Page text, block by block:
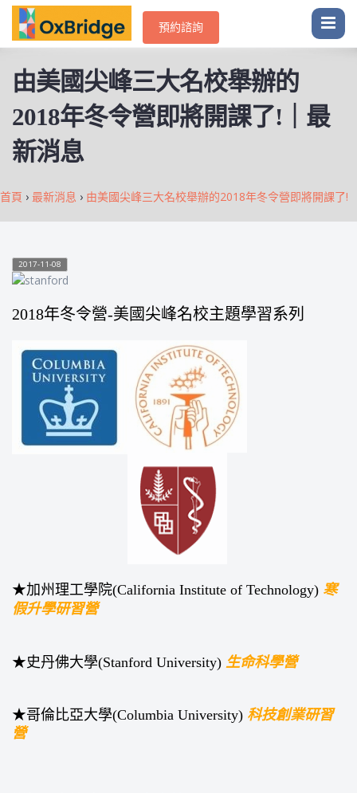
預約諮詢
由美國尖峰三大名校舉辦的
2018年冬令營即將開課了!｜最
新消息
首頁 › 最新消息 › 由美國尖峰三大名校舉辦的2018年冬令營即將開課了!
2017-11-08
2018年冬令營-美國尖峰名校主題學習系列
★加州理工學院(California Institute of Technology) 寒
假升學研習營
★史丹佛大學(Stanford University) 生命科學營
★哥倫比亞大學(Columbia University) 科技創業研習
營